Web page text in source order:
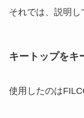
それでは、説明し
キートップをキ
使用したのは